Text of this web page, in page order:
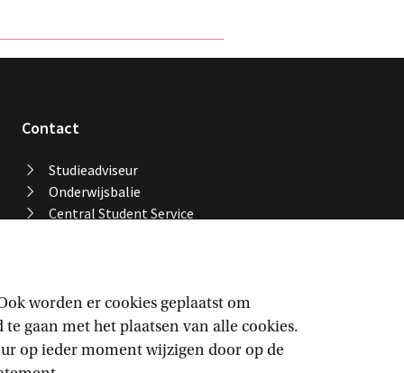
worden er cookies geplaatst om
gaan met het plaatsen van alle cookies.
op ieder moment wijzigen door op de
Contact
Studieadviseur
Onderwijsbalie
Central Student Service
Facility Services
Locaties en gebouwen
UvA-alarmnummer
Vertrouwenspersonen